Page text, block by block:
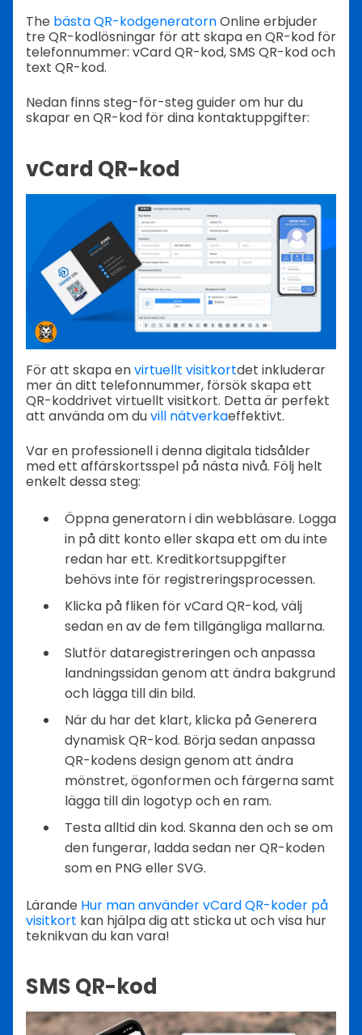
The bästa QR-kodgeneratornOnline erbjuder
tre QR-kodlösningar för att skapa en QR-kod för
telefonnummer: vCard QR-kod, SMS QR-kod och
text QR-kod.
Nedan finns steg-för-steg guider om hur du
skapar en QR-kod för dina kontaktuppgifter:
vCard QR-kod
För att skapa envirtuellt visitkortdet inkluderar
mer än ditt telefonnummer, försök skapa ett
QR-koddrivet virtuellt visitkort. Detta är perfekt
att använda om duvill nätverkaeffektivt.
Var en professionell i denna digitala tidsålder
med ett affärskortsspel på nästa nivå. Följ helt
enkelt dessa steg:
Öppna generatorn i din webbläsare. Logga
in på ditt konto eller skapa ett om du inte
redan har ett. Kreditkortsuppgifter
behövs inte för registreringsprocessen.
Klicka på fliken för vCard QR-kod, välj
sedan en av de fem tillgängliga mallarna.
Slutför dataregistreringen och anpassa
landningssidan genom att ändra bakgrund
och lägga till din bild.
När du har det klart, klicka på Generera
dynamisk QR-kod. Börja sedan anpassa
QR-kodens design genom att ändra
mönstret, ögonformen och färgerna samt
lägga till din logotyp och en ram.
Testa alltid din kod. Skanna den och se om
den fungerar, ladda sedan ner QR-koden
som en PNG eller SVG.
Lärande Hur man använder vCard QR-koder på
visitkort kan hjälpa dig att sticka ut och visa hur
teknikvan du kan vara!
SMS QR-kod